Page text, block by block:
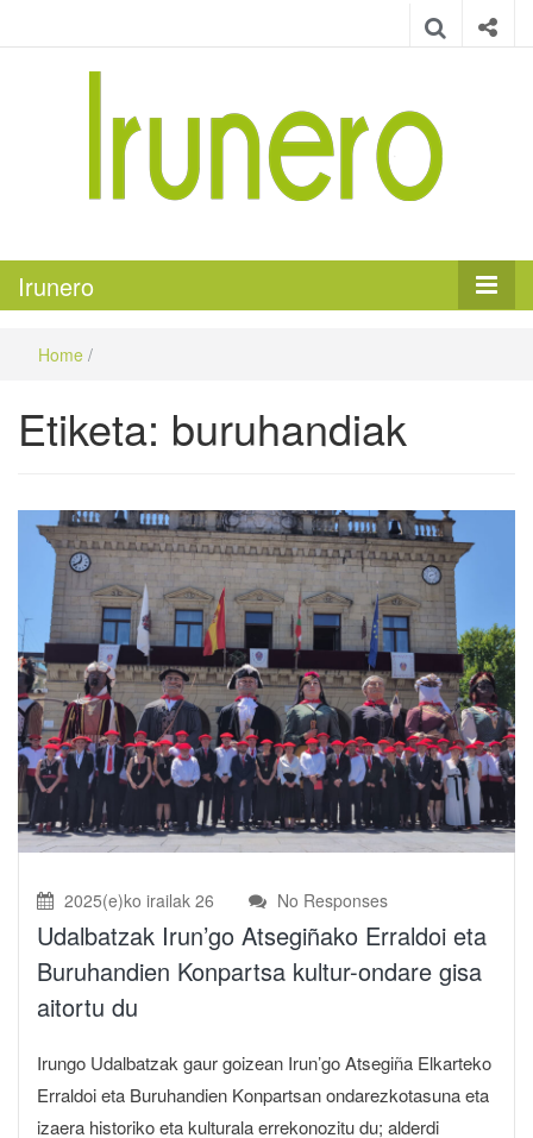
Irunero
Home /
Etiketa: buruhandiak
2025(e)ko irailak 26 No Responses
Udalbatzak Irun’go Atsegiñako Erraldoi eta
Buruhandien Konpartsa kultur-ondare gisa
aitortu du
Irungo Udalbatzak gaur goizean Irun’go Atsegiña Elkarteko
Erraldoi eta Buruhandien Konpartsan ondarezkotasuna eta
izaera historiko eta kulturala errekonozitu du; alderdi